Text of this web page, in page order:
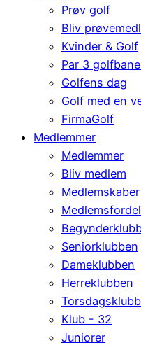
Prøv golf
Bliv
Kvinder & Golf
Par 3
Golfens dag
Golf med en
FirmaGolf
Medlemmer
Medlemmer
Bliv medlem
Medlemskaber
Seniorklubben
Dameklubben
Herreklubben
Klub - 32
Juniorer